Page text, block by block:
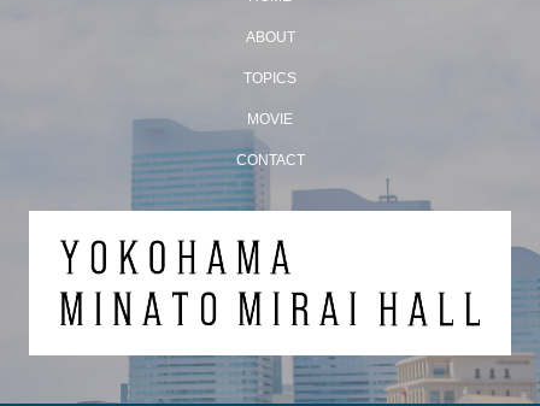
ABOUT
TOPICS
MOVIE
CONTACT